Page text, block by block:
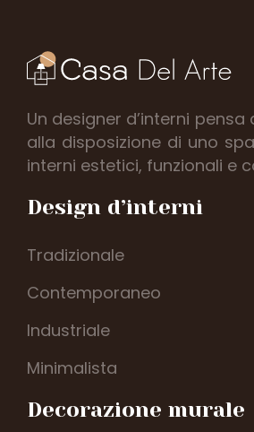
Un designer d’interni pensa
alla disposizione di uno
interni estetici, funzionali e
Design d’interni
Tradizionale
Contemporaneo
Industriale
Minimalista
Decorazione murale